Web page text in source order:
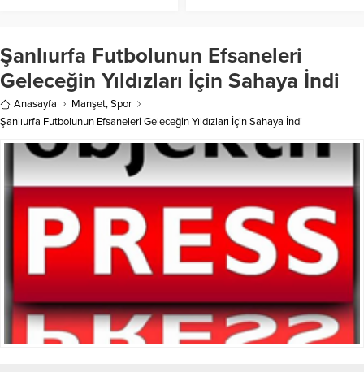
Şanlıurfa Futbolunun Efsaneleri
Geleceğin Yıldızları İçin Sahaya İndi
Anasayfa Manşet,Spor
Şanlıurfa Futbolunun Efsaneleri Geleceğin Yıldızları İçin Sahaya İndi